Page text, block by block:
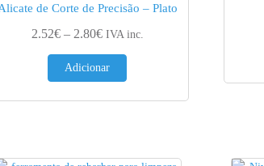
de Corte de Precisão – Plato
2.52€ – 2.80€Price range: 2.52€ through 2.80€
IVA inc.
Adicionar